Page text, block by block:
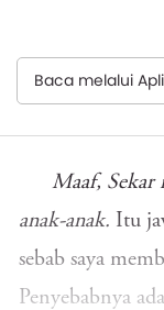
Baca melalui
Maaf, Sekar
anak-anak. Itu
sebab saya
Penyebabnya